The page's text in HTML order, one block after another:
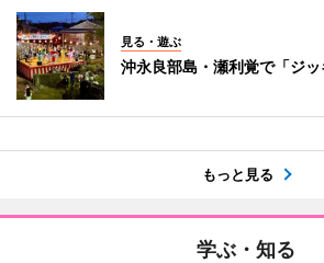
見る・遊ぶ
沖永良部島・瀬利覚で「ジッ
もっと見る
学ぶ・知る